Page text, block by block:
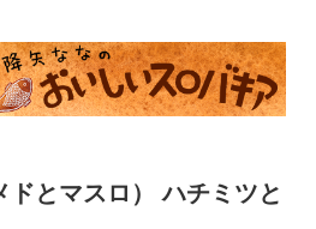
とマスロ） ハチミツと